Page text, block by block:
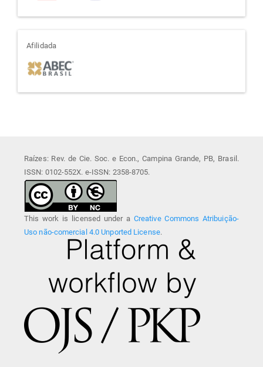
afiliada
Afilidada
Raízes: Rev. de Cie. Soc. e Econ., Campina Grande, PB, Brasil.
ISSN: 0102-552X. e-ISSN: 2358-8705.
This work is licensed under a Creative Commons Atribuição-
Uso não-comercial 4.0 Unported License.